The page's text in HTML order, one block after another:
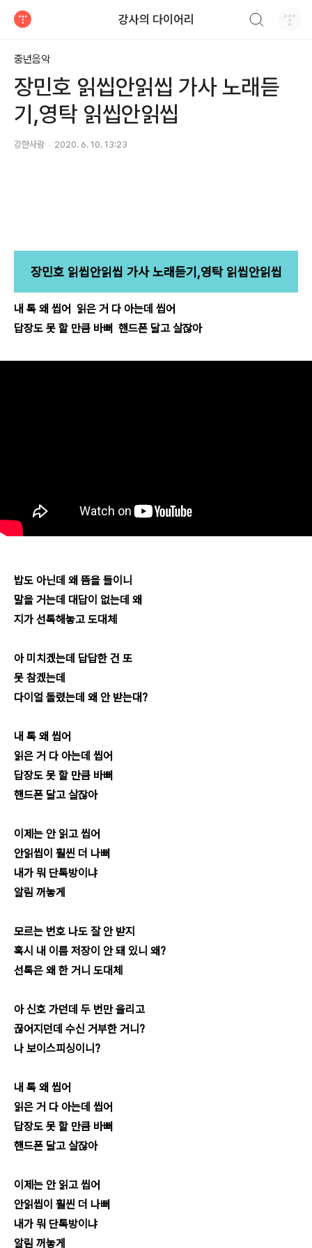
강사의 다이어리
중년음악
장민호 읽씹안읽씹 가사 노래듣
기,영탁 읽씹안읽씹
강한사람 2020. 6. 10. 13:23
장민호 읽씹안읽씹 가사 노래듣기,영탁 읽씹안읽씹
내 톡 왜 씹어 읽은 거 다 아는데 씹어
답장도 못 할 만큼 바뻐 핸드폰 달고 살잖아
밥도 아닌데 왜 뜸을 들이니
말을 거는데 대답이 없는데 왜
지가 선톡해놓고 도대체
아 미치겠는데 답답한 건 또
못 참겠는데
다이얼 돌렸는데 왜 안 받는대?
내 톡 왜 씹어
읽은 거 다 아는데 씹어
답장도 못 할 만큼 바뻐
핸드폰 달고 살잖아
이제는 안 읽고 씹어
안읽씹이 훨씬 더 나뻐
내가 뭐 단톡방이냐
알림 꺼놓게
모르는 번호 나도 잘 안 받지
혹시 내 이름 저장이 안 돼 있니 왜?
선톡은 왜 한 거니 도대체
아 신호 가던데 두 번만 울리고
끊어지던데 수신 거부한 거니?
나 보이스피싱이니?
내 톡 왜 씹어
읽은 거 다 아는데 씹어
답장도 못 할 만큼 바뻐
핸드폰 달고 살잖아
이제는 안 읽고 씹어
안읽씹이 훨씬 더 나뻐
내가 뭐 단톡방이냐
알림 꺼놓게